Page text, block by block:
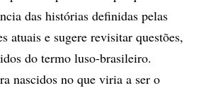
das histórias definidas pelas
atuais e sugere revisitar questões,
do termo luso-brasileiro.
nascidos no que viria a ser o